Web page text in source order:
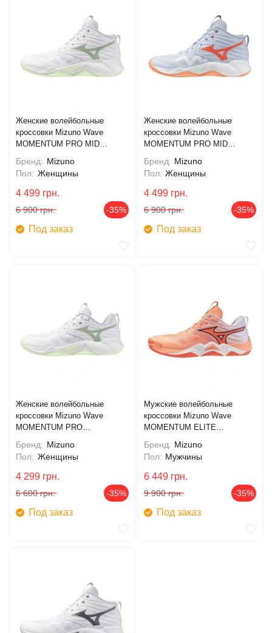
Женские волейбольные
кроссовки Mizuno Wave
MOMENTUM PRO MID
Бренд: Mizuno
Пол: Женщины
4 499 грн.
6 900 грн. -35%
Под заказ
Женские волейбольные
кроссовки Mizuno Wave
MOMENTUM PRO MID
Бренд: Mizuno
Пол: Женщины
4 499 грн.
6 900 грн. -35%
Под заказ
Женские волейбольные
кроссовки Mizuno Wave
MOMENTUM PRO
Бренд: Mizuno
Пол: Женщины
4 299 грн.
6 600 грн. -35%
Под заказ
Мужские волейбольные
кроссовки Mizuno Wave
MOMENTUM ELITE
Бренд: Mizuno
Пол: Мужчины
6 449 грн.
9 900 грн. -35%
Под заказ